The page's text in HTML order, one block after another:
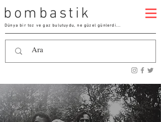
bombastik
Dünya bir toz ve gaz bulutuydu, ne güzel günlerdi...